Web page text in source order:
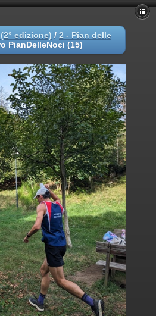
edizione) / 2 - Pian delle
PianDelleNoci (15)